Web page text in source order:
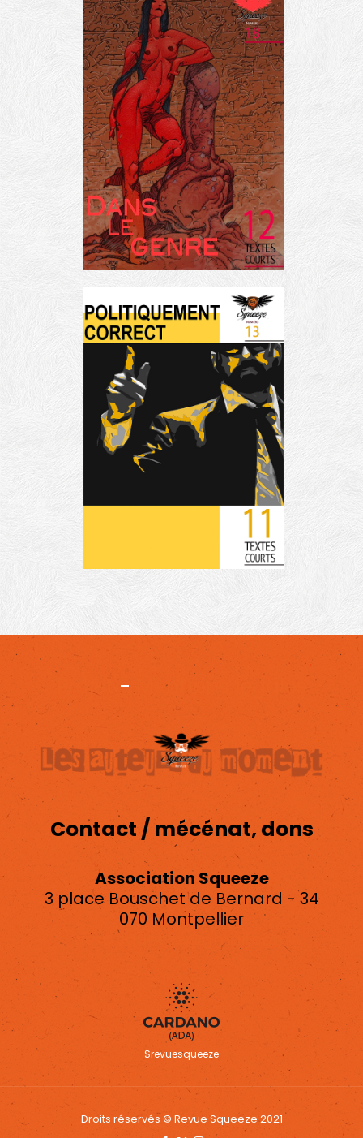
Projet -Mentions légales
Contact / mécénat, dons
Association Squeeze
3 place Bouschet de Bernard - 34
070 Montpellier
asso.squeeze@gmail.com
$revuesqueeze
Droits réservés © Revue Squeeze 2021